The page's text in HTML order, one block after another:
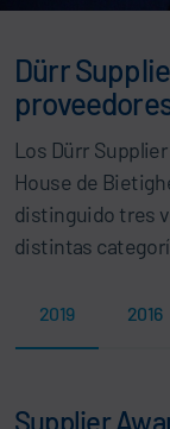
Dürr
Los Dürr
House de
distinguido tres
distintas
2019 2016
Supplier